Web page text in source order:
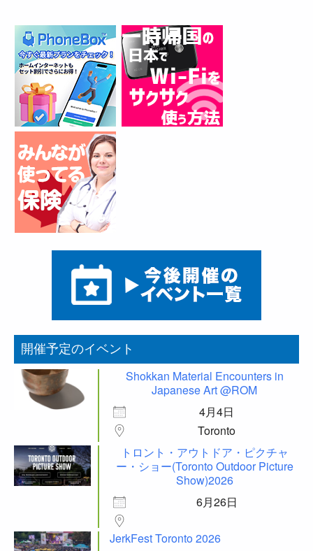
開催予定のイベント
Shokkan Material Encounters in
Japanese Art @ROM
4月4日
Toronto
トロント・アウトドア・ピクチャ
ー・ショー(Toronto Outdoor Picture
Show)2026
6月26日
JerkFest Toronto 2026